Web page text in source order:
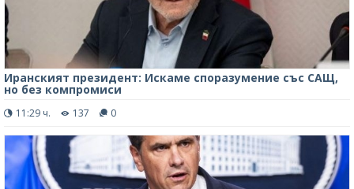
Иранският президент: Искаме споразумение със САЩ,
но без компромиси
11:29 ч. 137 0